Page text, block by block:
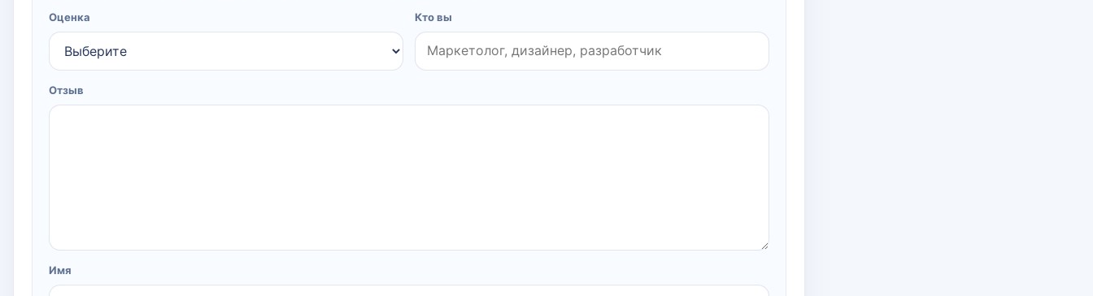
Оценка Кто вы
Отзыв
Имя